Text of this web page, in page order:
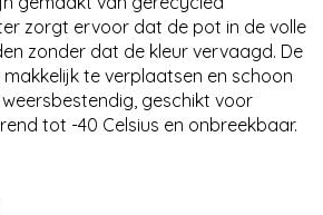
zorgt ervoor dat de pot in de volle
zonder dat de kleur vervaagd. De
te verplaatsen en schoon
geschikt voor
tot -40 Celsius en onbreekbaar.